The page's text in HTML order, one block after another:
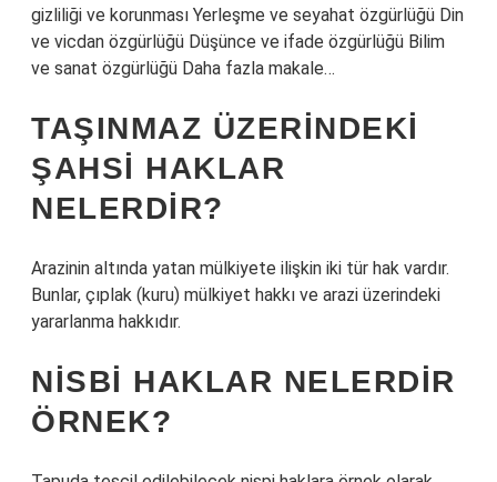
gizliliği ve korunması Yerleşme ve seyahat özgürlüğü Din
ve vicdan özgürlüğü Düşünce ve ifade özgürlüğü Bilim
ve sanat özgürlüğü Daha fazla makale…
TAŞINMAZ ÜZERINDEKI
ŞAHSI HAKLAR
NELERDIR?
Arazinin altında yatan mülkiyete ilişkin iki tür hak vardır.
Bunlar, çıplak (kuru) mülkiyet hakkı ve arazi üzerindeki
yararlanma hakkıdır.
NISBI HAKLAR NELERDIR
ÖRNEK?